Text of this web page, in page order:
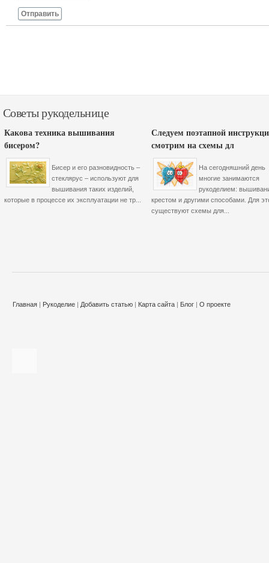
Отправить
Советы рукодельнице
Какова техника вышивания
бисером?
Бисер и его разновидность –
стеклярус – используют для
вышивания таких изделий,
которые в процессе их эксплуатации не тр...
Следуем поэтапной
смотрим на схемы дл
На сегодняшний день
многие занимаются
рукоделием:
крестом и другими способами. Для
существуют схемы для...
Главная | Рукоделие | Добавить статью | Карта сайта | Блог | О проекте